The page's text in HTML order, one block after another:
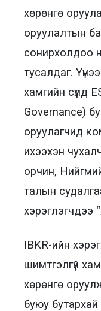
хөрөнгө
оруулалтын
сонирхолдоо
тусалдаг.
хамгийн сүүлд
Governance)
оруулагчид
ихээхэн
орчин,
талын
хэрэглэгчдээ
IBKR-ийн
шимтгэлгүй
хөрөнгө
буюу